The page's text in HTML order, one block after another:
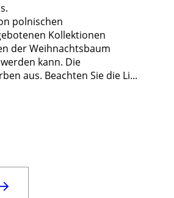
polnischen
Kollektionen
der Weihnachtsbaum
kann. Die
aus. Beachten Sie die Li...